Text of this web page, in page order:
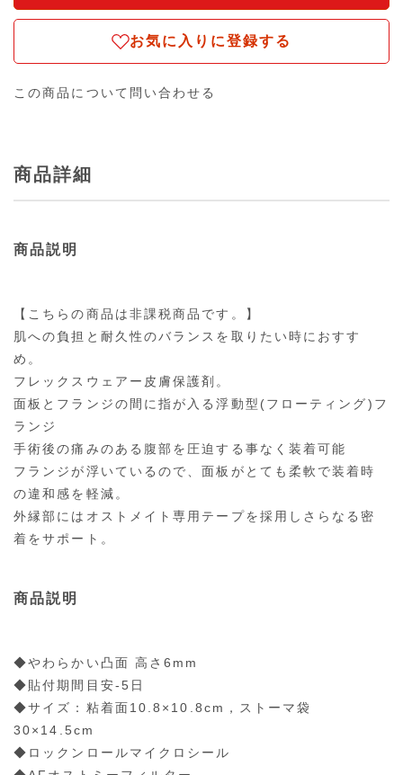
お気に入りに登録する
この商品について問い合わせる
商品詳細
商品説明
【こちらの商品は非課税商品です。】
肌への負担と耐久性のバランスを取りたい時におすす
め。
フレックスウェアー皮膚保護剤。
面板とフランジの間に指が入る浮動型(フローティング)フ
ランジ
手術後の痛みのある腹部を圧迫する事なく装着可能
フランジが浮いているので、面板がとても柔軟で装着時
の違和感を軽減。
外縁部にはオストメイト専用テープを採用しさらなる密
着をサポート。
商品説明
◆やわらかい凸面 高さ6mm
◆貼付期間目安-5日
◆サイズ：粘着面10.8×10.8cm，ストーマ袋
30×14.5cm
◆ロックンロールマイクロシール